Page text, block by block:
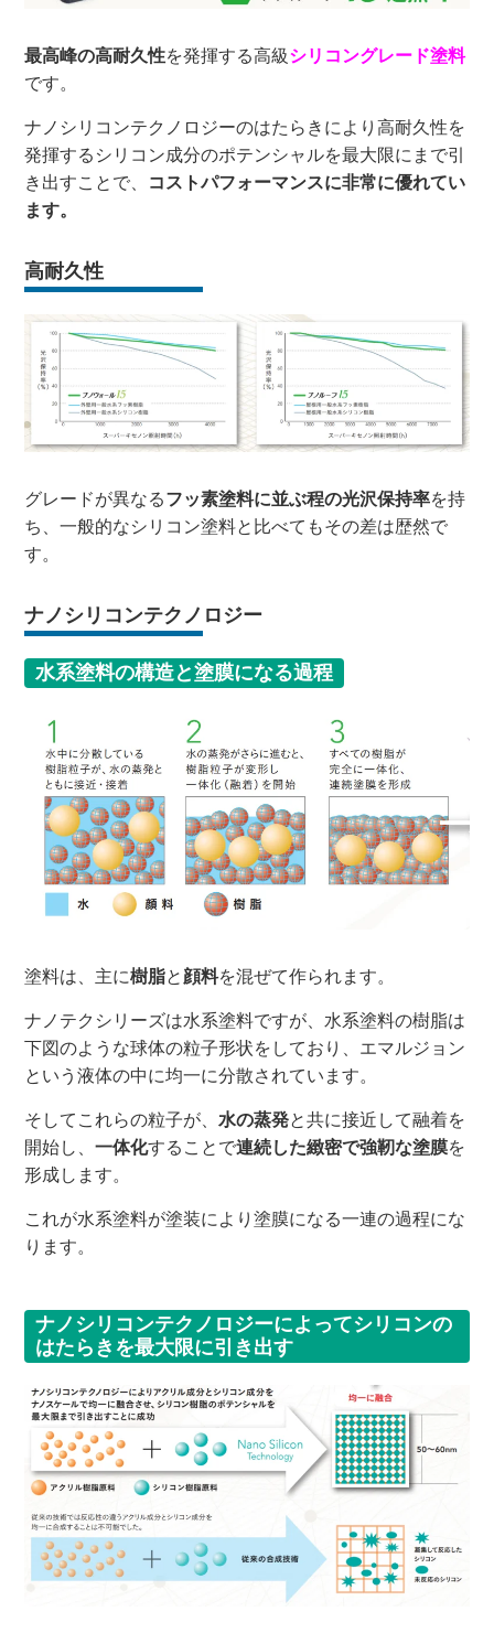
最高峰の高耐久性を発揮する高級シリコングレード塗料
です。
ナノシリコンテクノロジーのはたらきにより高耐久性を
発揮するシリコン成分のポテンシャルを最大限にまで引
き出すことで、 コストパフォーマンスに非常に優れてい
ます。
高耐久性
グレードが異なるフッ素塗料に並ぶ程の光沢保持率を持
ち、一般的なシリコン塗料と比べてもその差は歴然で
す。
ナノシリコンテクノロジー
水系塗料の構造と塗膜になる過程
塗料は、主に樹脂と 顔料を混ぜて作られます。
ナノテクシリーズは水系塗料ですが、水系塗料の樹脂は
下図のような球体の粒子形状をしており、エマルジョン
という液体の中に均一に分散されています。
そしてこれらの粒子が、 水の蒸発と共に接近して融着を
開始し、一体化することで連続した緻密で強靭な塗膜を
形成します。
これが水系塗料が塗装により塗膜になる一連の過程にな
ります。
ナノシリコンテクノロジーによってシリコンの
はたらきを最大限に引き出す